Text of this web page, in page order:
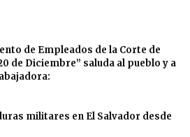
de Empleados de la Corte de
de Diciembre” saluda al pueblo y a
militares en El Salvador desde